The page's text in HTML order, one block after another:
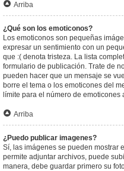
Arriba
¿Qué son los emoticonos?
Los emoticonos son pequeñas
expresar un sentimiento con un
que :( denota tristeza. La lista
formulario de publicación. Trate de
pueden hacer que un mensaje se
borre el tema o los emoticones del
límite para el número de
Arriba
¿Puedo publicar imagenes?
Sí, las imágenes se pueden mostrar
permite adjuntar archivos, puede
manera, debe guardar primero su